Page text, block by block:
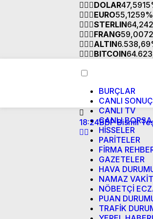
DOLAR47,5915
EURO55,1259
STERLIN
FRANG59,0072
ALTIN6.538,69
BITCOIN
BURÇLAR
CANLI
CANLI TV
CANLI BORSA
HİSSELER
PARİTELER
FİRMA
GAZETELER
HAVA
NAMAZ
NÖBETÇİ
PUAN
TRAFİK
18:24BBP Bismil